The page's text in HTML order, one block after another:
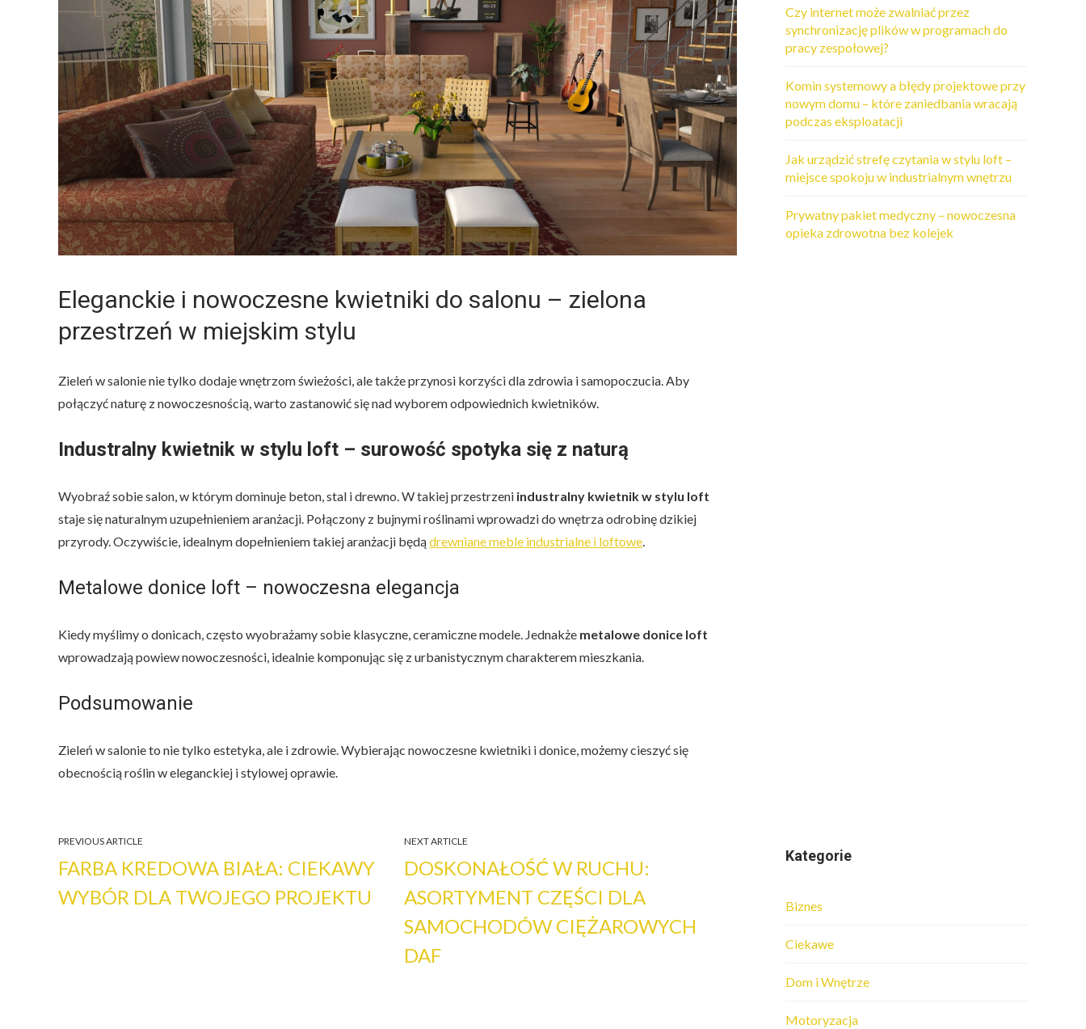
Eleganckie i nowoczesne kwietniki do salonu – zielona
przestrzeń w miejskim stylu
Zieleń w salonie nie tylko dodaje wnętrzom świeżości, ale także przynosi korzyści dla zdrowia i samopoczucia. Aby
połączyć naturę z nowoczesnością, warto zastanowić się nad wyborem odpowiednich kwietników.
Industralny kwietnik w stylu loft – surowość spotyka się z naturą
Wyobraź sobie salon, w którym dominuje beton, stal i drewno. W takiej przestrzeni industralny kwietnik w stylu loft
staje się naturalnym uzupełnieniem aranżacji. Połączony z bujnymi roślinami wprowadzi do wnętrza odrobinę dzikiej
przyrody. Oczywiście, idealnym dopełnieniem takiej aranżacji będądrewniane meble industrialne i loftowe
Metalowe donice loft – nowoczesna elegancja
Kiedy myślimy o donicach, często wyobrażamy sobie klasyczne, ceramiczne modele. Jednakże metalowe donice loft
wprowadzają powiew nowoczesności, idealnie komponując się z urbanistycznym charakterem mieszkania.
Podsumowanie
Zieleń w salonie to nie tylko estetyka, ale i zdrowie. Wybierając nowoczesne kwietniki i donice, możemy cieszyć się
obecnością roślin w eleganckiej i stylowej oprawie.
PREVIOUS ARTICLE
FARBA KREDOWA BIAŁA: CIEKAWY
WYBÓR DLA TWOJEGO PROJEKTU
NEXT ARTICLE
DOSKONAŁOŚĆ W RUCHU:
ASORTYMENT CZĘŚCI DLA
SAMOCHODÓW CIĘŻAROWYCH
DAF
Czy internet może zwalniać przez
synchronizację plików w programach do
pracy zespołowej?
Komin systemowy a błędy projektowe przy
nowym domu – które zaniedbania wracają
podczas eksploatacji
Jak urządzić strefę czytania w stylu loft –
miejsce spokoju w industrialnym wnętrzu
Prywatny pakiet medyczny – nowoczesna
opieka zdrowotna bez kolejek
Kategorie
Biznes
Ciekawe
Dom i Wnętrze
Motoryzacja